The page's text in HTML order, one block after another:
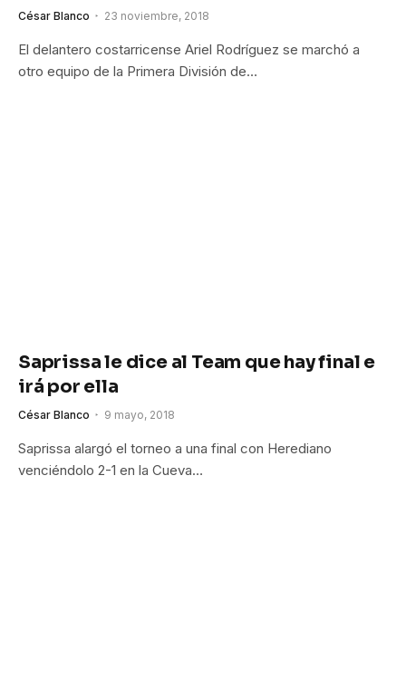
César Blanco 23 noviembre, 2018
El delantero costarricense Ariel Rodríguez se marchó a
otro equipo de la Primera División de…
Saprissa le dice al Team que hay final e
irá por ella
César Blanco 9 mayo, 2018
Saprissa alargó el torneo a una final con Herediano
venciéndolo 2-1 en la Cueva…